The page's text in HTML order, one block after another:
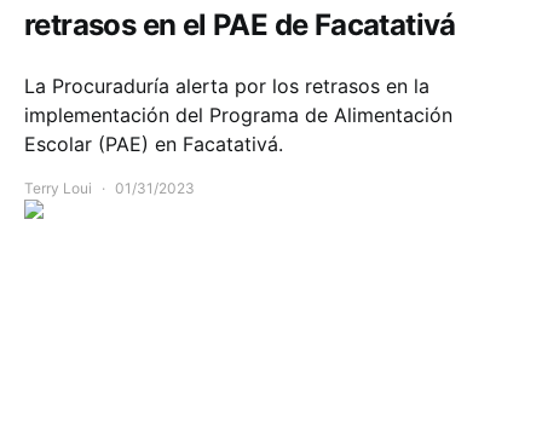
retrasos en el PAE de Facatativá
La Procuraduría alerta por los retrasos en la
implementación del Programa de Alimentación
Escolar (PAE) en Facatativá.
Terry Loui 01/31/2023